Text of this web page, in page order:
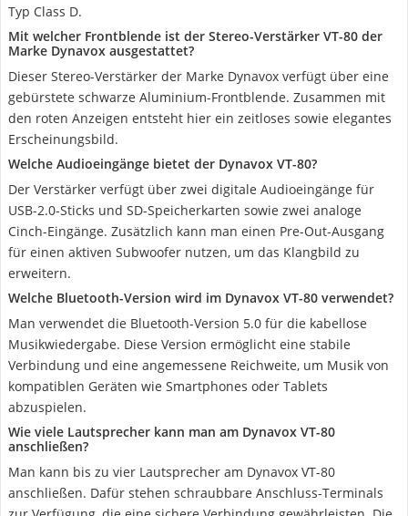
Typ Class D.
Mit welcher Frontblende ist der Stereo-Verstärker VT-80 der
Marke Dynavox ausgestattet?
Dieser Stereo-Verstärker der Marke Dynavox verfügt über eine
gebürstete schwarze Aluminium-Frontblende. Zusammen mit
den roten Anzeigen entsteht hier ein zeitloses sowie elegantes
Erscheinungsbild.
Welche Audioeingänge bietet der Dynavox VT-80?
Der Verstärker verfügt über zwei digitale Audioeingänge für
USB-2.0-Sticks und SD-Speicherkarten sowie zwei analoge
Cinch-Eingänge. Zusätzlich kann man einen Pre-Out-Ausgang
für einen aktiven Subwoofer nutzen, um das Klangbild zu
erweitern.
Welche Bluetooth-Version wird im Dynavox VT-80 verwendet?
Man verwendet die Bluetooth-Version 5.0 für die kabellose
Musikwiedergabe. Diese Version ermöglicht eine stabile
Verbindung und eine angemessene Reichweite, um Musik von
kompatiblen Geräten wie Smartphones oder Tablets
abzuspielen.
Wie viele Lautsprecher kann man am Dynavox VT-80
anschließen?
Man kann bis zu vier Lautsprecher am Dynavox VT-80
anschließen. Dafür stehen schraubbare Anschluss-Terminals